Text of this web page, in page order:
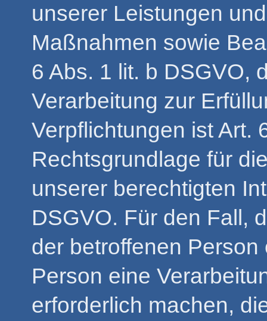
unserer Leistungen
Maßnahmen sowie
6 Abs. 1 lit. b DSGVO,
Verarbeitung zur
Verpflichtungen ist Art.
Rechtsgrundlage für
unserer berechtigten
DSGVO. Für den Fall,
der betroffenen
Person eine
erforderlich machen,